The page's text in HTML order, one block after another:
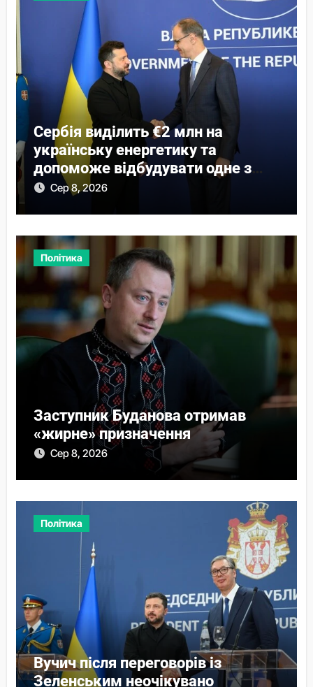
Сербія виділить €2 млн на
українську енергетику та
допоможе відбудувати одне з
містСер 8, 2026
Політика
Заступник Буданова отримав
«жирне» призначення
Сер 8, 2026
Політика
Вучич після переговорів із
Зеленським неочікувано